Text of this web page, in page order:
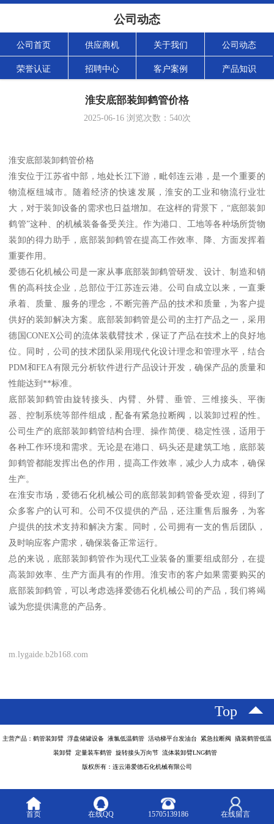
公司动态
公司首页 供应商机 关于我们 公司动态
荣誉认证 招聘中心 客户案例 产品知识
淮安底部装卸鹤管价格
2025-06-16浏览次数： 540次
淮安底部装卸鹤管价格
淮安位于江苏省中部，地处长江下游，毗邻连云港，是一个重要的
物流枢纽城市。随着经济的快速发展，淮安的工业和物流行业壮
大，对于装卸设备的需求也日益增加。在这样的背景下，“底部装卸
鹤管”这种、的机械装备备受关注。作为港口、工地等各种场所货物
装卸的得力助手，底部装卸鹤管在提高工作效率、降、方面发挥着
重要作用。
爱德石化机械公司是一家从事底部装卸鹤管研发、设计、制造和销
售的高科技企业，总部位于江苏连云港。公司自成立以来，一直秉
承着、质量、服务的理念，不断完善产品的技术和质量，为客户提
供好的装卸解决方案。底部装卸鹤管是公司的主打产品之一，采用
德国CONEX公司的流体装载臂技术，保证了产品在技术上的良好地
位。同时，公司的技术团队采用现代化设计理念和管理水平，结合
PDM和FEA有限元分析软件进行产品设计开发，确保产品的质量和
性能达到**标准。
底部装卸鹤管由旋转接头、内臂、外臂、垂管、三维接头、平衡
器、控制系统等部件组成，配备有紧急拉断阀，以装卸过程的性。
公司生产的底部装卸鹤管结构合理、操作简便、稳定性强，适用于
各种工作环境和需求。无论是在港口、码头还是建筑工地，底部装
卸鹤管都能发挥出色的作用，提高工作效率，减少人力成本，确保
生产。
在淮安市场，爱德石化机械公司的底部装卸鹤管备受欢迎，得到了
众多客户的认可和。公司不仅提供的产品，还注重售后服务，为客
户提供的技术支持和解决方案。同时，公司拥有一支的售后团队，
及时响应客户需求，确保装备正常运行。
总的来说，底部装卸鹤管作为现代工业装备的重要组成部分，在提
高装卸效率、生产方面具有的作用。淮安市的客户如果需要购买的
底部装卸鹤管，可以考虑选择爱德石化机械公司的产品，我们将竭
诚为您提供满意的产品务。
m.lygaide.b2b168.com
Top
主营产品：鹤管装卸臂 浮盘储罐设备 液氯低温鹤管 活动梯平台发油台 紧急拉断阀 撬装鹤管低温
装卸臂 定量装车鹤管 旋转接头万向节 流体装卸臂LNG鹤管
版权所有：连云港爱德石化机械有限公司
首页 在线QQ 15705139186 在线留言